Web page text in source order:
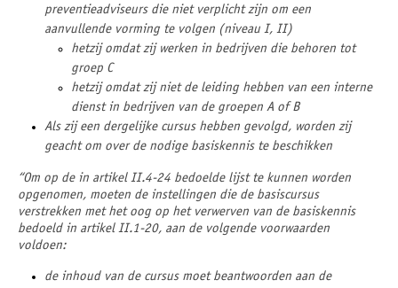
preventieadviseurs die niet verplicht zijn om een
aanvullende vorming te volgen (niveau I, II)
hetzij omdat zij werken in bedrijven die behoren tot
groep C
hetzij omdat zij niet de leiding hebben van een interne
dienst in bedrijven van de groepen A of B
Als zij een dergelijke cursus hebben gevolgd, worden zij
geacht om over de nodige basiskennis te beschikken
“Om op de in artikel II.4-24 bedoelde lijst te kunnen worden
opgenomen, moeten de instellingen die de basiscursus
verstrekken met het oog op het verwerven van de basiskennis
bedoeld in artikel II.1-20, aan de volgende voorwaarden
voldoen:
de inhoud van de cursus moet beantwoorden aan de